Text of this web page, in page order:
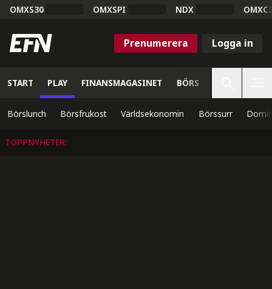
OMXS30 OMXSPI NDX
Prenumerera Logga in
START PLAY FINANSMAGASINET BÖRS
Börslunch Börsfrukost Världsekonomin Börssurr
TOPPNYHETER: